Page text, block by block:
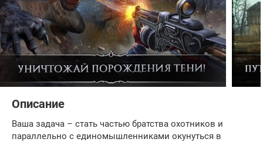
Описание
Ваша задача – стать частью братства охотников и
параллельно с единомышленниками окунуться в